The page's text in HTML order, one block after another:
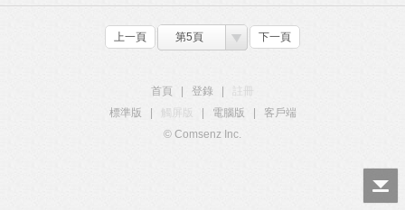
上一頁 第5頁 下一頁
首頁 登錄
標準版
觸屏版 電腦版
客戶端
© Comsenz Inc.